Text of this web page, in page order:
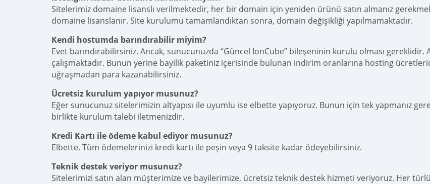
Sitelerimiz domaine lisanslı verilmektedir, her bir domain için yeniden ürünü satın almanız
domaine lisanslanır. Site kurulumu tamamlandıktan sonra, domain değişikliği yapılmamaktadır.
Kendi hostumda barındırabilir miyim?
Evet barındırabilirsiniz. Ancak, sunucunuzda “Güncel IonCube” bileşeninin kurulu olması gereklidir.
çalışmaktadır. Bunun yerine bayilik paketiniz içerisinde bulunan indirim oranlarına hosting
uğraşmadan para kazanabilirsiniz.
Ücretsiz kurulum yapıyor musunuz?
Eğer sunucunuz sitelerimizin altyapısı ile uyumlu ise elbette yapıyoruz. Bunun için tek yapmanız
birlikte kurulum talebi iletmenizdir.
Kredi Kartı ile ödeme kabul ediyor musunuz?
Elbette. Tüm ödemelerinizi kredi kartı ile peşin veya 9 taksite kadar ödeyebilirsiniz.
Teknik destek veriyor musunuz?
Sitelerimizi satın alan müşterimize ve bayilerimize, ücretsiz teknik destek hizmeti veriyoruz. Her